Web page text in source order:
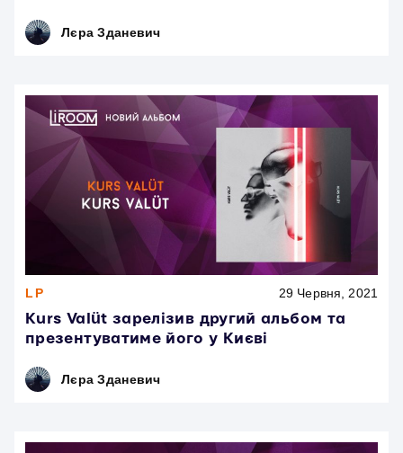
Лєра Зданевич
LP 29 Червня, 2021
Kurs Valüt зарелізив другий альбом та
презентуватиме його у Києві
Лєра Зданевич